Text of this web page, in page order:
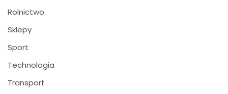
Rolnictwo
Sklepy
Sport
Technologia
Transport